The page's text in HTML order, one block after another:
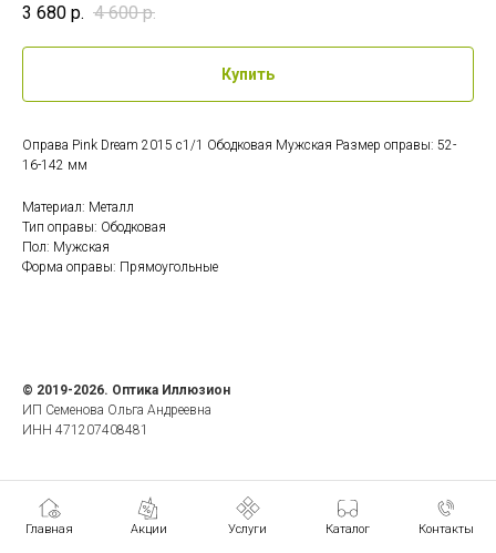
Главная Акции Услуги Каталог Контакты
3 680 р. 4 600 р.
Купить
Оправа Pink Dream 2015 c1/1 Ободковая Мужская Размер оправы: 52-
16-142 мм
Материал: Металл
Тип оправы: Ободковая
Пол: Мужская
Форма оправы: Прямоугольные
© 2019-2026. Оптика Иллюзион
ИП Семенова Ольга Андреевна
ИНН 471207408481